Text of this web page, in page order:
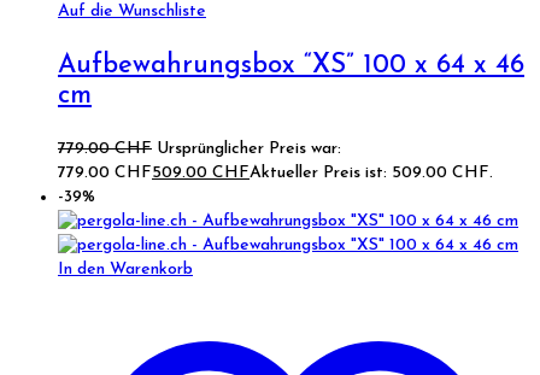
Auf die Wunschliste
Aufbewahrungsbox “XS” 100 x 64 x 46
cm
779.00CHF Ursprünglicher Preis war:
779.00 CHF509.00 CHFAktueller Preis ist: 509.00 CHF.
-39%
In den Warenkorb